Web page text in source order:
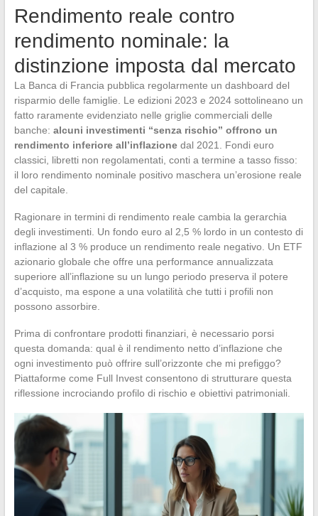
Rendimento reale contro
rendimento nominale: la
distinzione imposta dal mercato
La Banca di Francia pubblica regolarmente un dashboard del
risparmio delle famiglie. Le edizioni 2023 e 2024 sottolineano un
fatto raramente evidenziato nelle griglie commerciali delle
banche: alcuni investimenti “senza rischio” offrono un
rendimento inferiore all’inflazionedal 2021. Fondi euro
classici, libretti non regolamentati, conti a termine a tasso fisso:
il loro rendimento nominale positivo maschera un’erosione reale
del capitale.
Ragionare in termini di rendimento reale cambia la gerarchia
degli investimenti. Un fondo euro al 2,5 % lordo in un contesto di
inflazione al 3 % produce un rendimento reale negativo. Un ETF
azionario globale che offre una performance annualizzata
superiore all’inflazione su un lungo periodo preserva il potere
d’acquisto, ma espone a una volatilità che tutti i profili non
possono assorbire.
Prima di confrontare prodotti finanziari, è necessario porsi
questa domanda: qual è il rendimento netto d’inflazione che
ogni investimento può offrire sull’orizzonte che mi prefiggo?
Piattaforme come Full Invest consentono di strutturare questa
riflessione incrociando profilo di rischio e obiettivi patrimoniali.